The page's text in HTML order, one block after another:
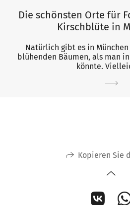
Die schönsten Orte für
Kirschblüte in
Natürlich gibt es in
blühenden Bäumen, als man
könnte.
Kopieren Sie